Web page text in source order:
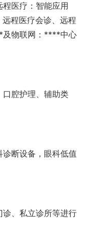
医疗：智能应用
远程医疗会诊、远程
及物联网：****中心
口腔护理、辅助类
断设备，眼科低值
、私立诊所等进行